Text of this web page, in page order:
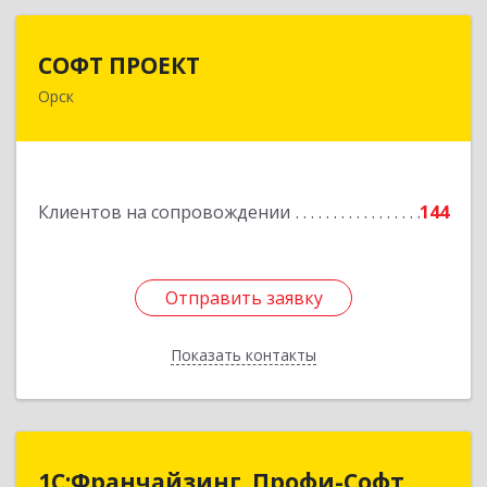
СОФТ ПРОЕКТ
Орск
Клиентов на сопровождении 144
Отправить заявку
Показать контакты
Отправить заявку
Назад
1С:Франчайзинг. Профи-Софт